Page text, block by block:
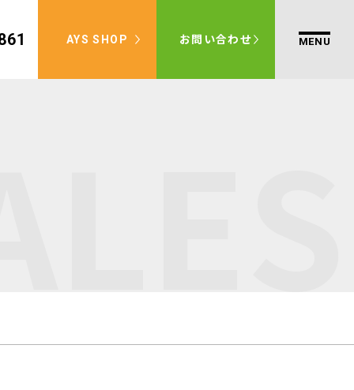
AYS SHOP お問い合わせ